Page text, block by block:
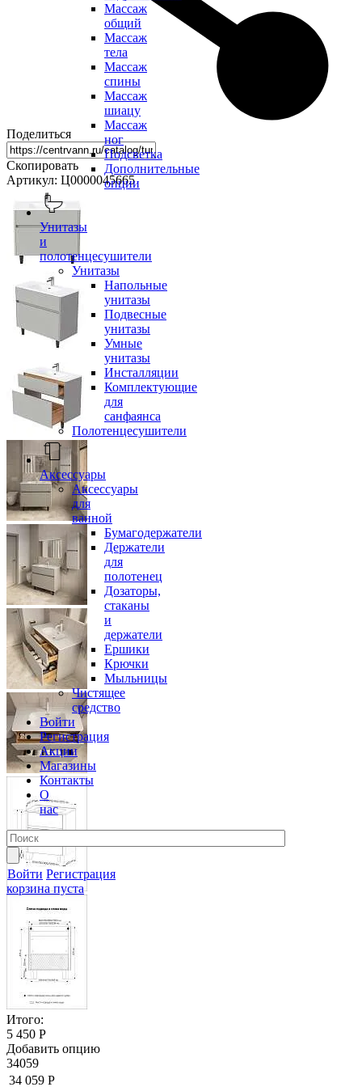
Массаж
общий
Массаж
тела
Массаж
спины
Массаж
шиацу
Массаж
ног
Подсветка
Дополнительные
опции
Унитазы
и
полотенцесушители
Унитазы
Напольные
унитазы
Подвесные
унитазы
Умные
унитазы
Инсталляции
Комплектующие
для
санфаянса
Полотенцесушители
Аксессуары
Аксессуары
для
ванной
Бумагодержатели
Держатели
для
полотенец
Дозаторы,
стаканы
и
держатели
Ершики
Крючки
Мыльницы
Чистящее
средство
Войти
Регистрация
Акции
Магазины
Контакты
О
нас
Войти Регистрация
корзина пуста
Поделиться
Скопировать
Артикул: Ц0000045665
Итого:
5 450 Р
Добавить опцию
34059
34 059 Р